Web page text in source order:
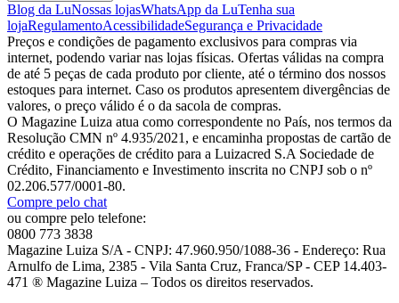
Blog da LuNossas lojasWhatsApp da LuTenha sua
lojaRegulamentoAcessibilidadeSegurança e Privacidade
Preços e condições de pagamento exclusivos para compras via
internet, podendo variar nas lojas físicas. Ofertas válidas na compra
de até 5 peças de cada produto por cliente, até o término dos nossos
estoques para internet. Caso os produtos apresentem divergências de
valores, o preço válido é o da sacola de compras.
O Magazine Luiza atua como correspondente no País, nos termos da
Resolução CMN nº 4.935/2021, e encaminha propostas de cartão de
crédito e operações de crédito para a Luizacred S.A Sociedade de
Crédito, Financiamento e Investimento inscrita no CNPJ sob o nº
02.206.577/0001-80.
Compre pelo chat
ou compre pelo telefone:
0800 773 3838
Magazine Luiza S/A - CNPJ: 47.960.950/1088-36 - Endereço: Rua
Arnulfo de Lima, 2385 - Vila Santa Cruz, Franca/SP - CEP 14.403-
471 ® Magazine Luiza – Todos os direitos reservados.